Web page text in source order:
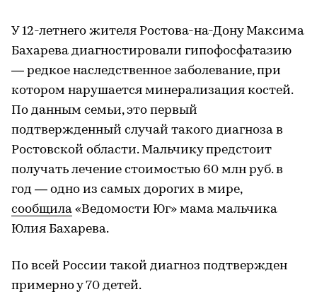
У 12-летнего жителя Ростова-на-Дону Максима
Бахарева диагностировали гипофосфатазию
— редкое наследственное заболевание, при
котором нарушается минерализация костей.
По данным семьи, это первый
подтвержденный случай такого диагноза в
Ростовской области. Мальчику предстоит
получать лечение стоимостью 60 млн руб. в
год — одно из самых дорогих в мире,
сообщила «Ведомости Юг» мама мальчика
Юлия Бахарева.
По всей России такой диагноз подтвержден
примерно у 70 детей.